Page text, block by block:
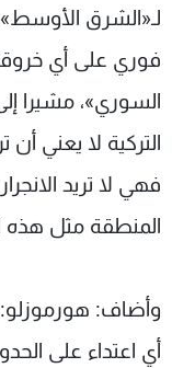
لـ«الشرق
فوري على أي
السوري»، مشيرا
التركية لا يعني
فهي لا تريد
المنطقة مثل هذه
وأضاف:
أي اعتداء على